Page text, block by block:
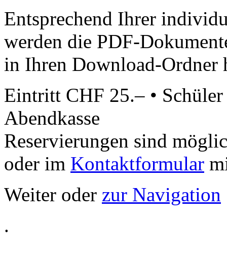
Entsprechend Ihrer
werden die PDF-
in Ihren Download-Ordner
Eintritt CHF 25.– •
Abendkasse
Reservierungen sind
oder im Kontaktformular
Weiter oder zur Navigation
.